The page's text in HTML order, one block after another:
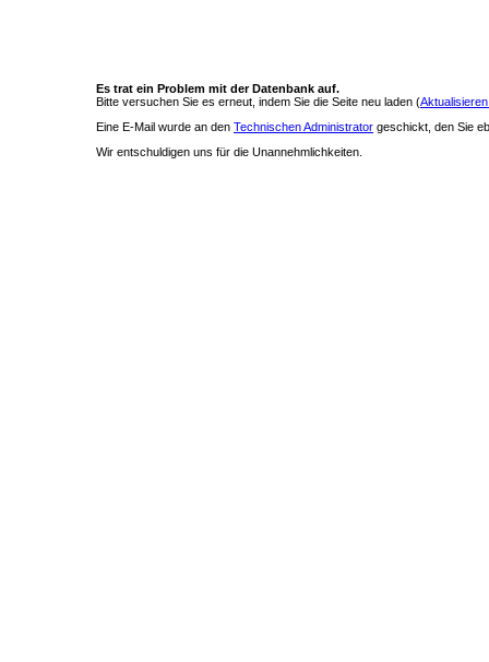
Es trat ein Problem mit der Datenbank auf.
Bitte versuchen Sie es erneut, indem Sie die Seite neu laden (
Eine E-Mail wurde an den Technischen Administrator geschickt, den Sie
Wir entschuldigen uns für die Unannehmlichkeiten.